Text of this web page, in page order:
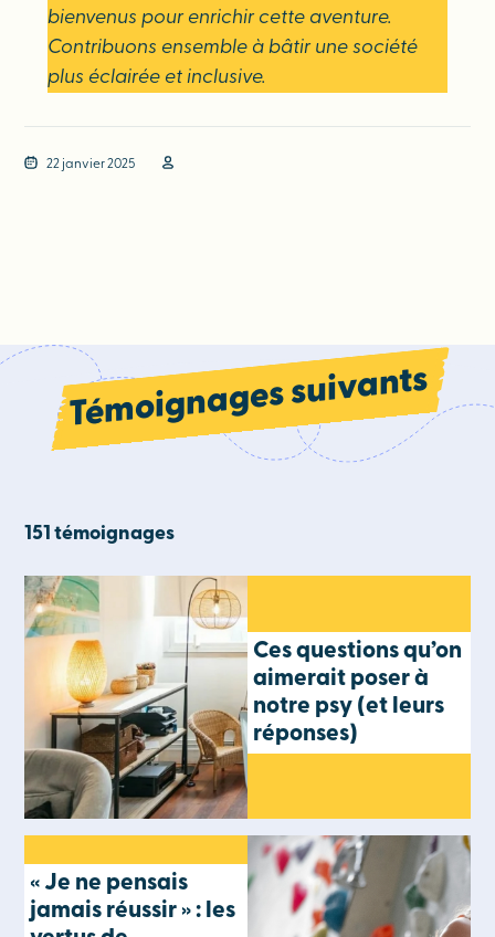
bienvenus pour enrichir cette aventure.
Contribuons ensemble à bâtir une société
plus éclairée et inclusive.
22 janvier 2025
Témoignages suivants
151 témoignages
Ces questions qu’on
aimerait poser à
notre psy (et leurs
réponses)
« Je ne pensais
jamais réussir » : les